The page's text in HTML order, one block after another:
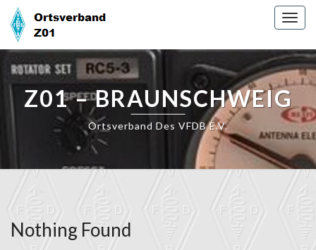
Skip
content
Z01 – BRAUNSCHWEIG
Ortsverband Des VFDB E.V.
Nothing
Found
Nothing Found